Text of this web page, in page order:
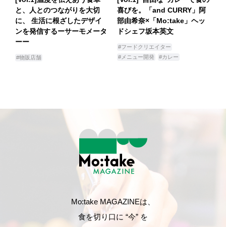
と、人とのつながりを大切
に、 生活に根ざしたデザイ
ンを発信するーサーモメータ
ーー
#物販店舗
喜びを。「and CURRY」阿
部由希奈×「Mo:take」ヘッ
ドシェフ坂本英文
#フードクリエイター
#メニュー開発
#カレー
Mo:take MAGAZINEは、
食を切り口に “今” を